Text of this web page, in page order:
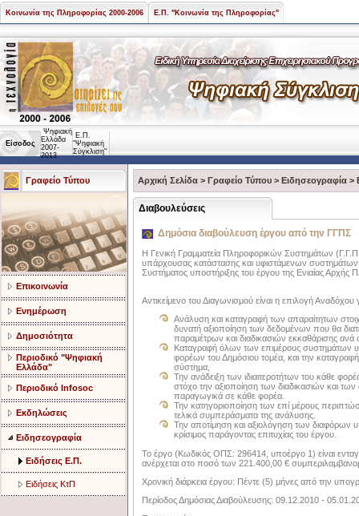
Κοινωνία της Πληροφορίας 2000-2006 Ε.Π. "Κοινωνία της Πληροφορίας"
Είσοδος
Ψηφιακή
Ελλάδα
2007-
2013
Ε.Π.
"Ψηφιακή
Σύγκλιση"
Γραφείο Τύπου
Επικοινωνία
Ενημέρωση
Δημοσιότητα
Περιοδικό "Ψηφιακή
Ελλάδα"
Περιοδικό Infosoc
Εκδηλώσεις
Ειδησεογραφία
Ειδήσεις Ε.Π.
Ειδήσεις ΚτΠ
Αρχική Σελίδα > Γραφείο Τύπου > Ειδησεογραφία >
Διαβουλεύσεις
Δημόσια διαβούλευση έργου από την ΓΓΠΣ
Η Γενική Γραμματεία Πληροφορικών Συστημάτων
υπάρχουσας κατάστασης και υφιστάμενων
Συστήματος υποστήριξης του έργου της Ενιαίας
Αντικείμενο του Διαγωνισμού είναι η επιλογή Αναδόχου
Ανάλυση και καταγραφή των απαραίτητων
δυνατή αξιοποίηση των δεδομένων που θα
παραμέτρων και διαδικασιών εκκαθάρισης ανά
Καταγραφή όλων των επιμέρους συστημάτων
φορέων του Δημόσιου τομέα, και την
σύστημα,
Την ανάδειξη των ιδιαιτεροτήτων του κάθε
στόχο την αξιοποίηση των διαδικασιών και
παραγωγικά σε κάθε φορέα.
Την κατηγοριοποίηση των επί μέρους
τελικά συμπεράσματα της ανάλυσης.
Την αποτίμηση και αξιολόγηση των διαφόρων
κρίσιμος παράγοντας επιτυχίας του έργου.
Το έργο (Κωδικός ΟΠΣ: 296414, υποέργο 1) είναι
ανέρχεται στο ποσό των 221.400,00 €
Χρονική διάρκεια έργου: Πέντε (5) μήνες από την
Περίοδος Δημόσιας Διαβούλευσης: 09.12.2010 -